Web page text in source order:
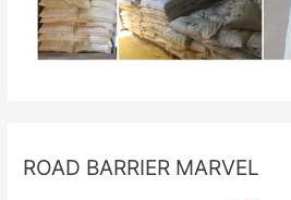
ROAD BARRIER MARVEL